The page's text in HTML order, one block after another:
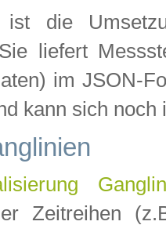
ist die
liefert
im JSON-
kann sich noch
Zeitreihen